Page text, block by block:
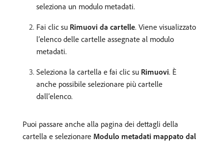
seleziona un modulo metadati.
Fai clic su Rimuovi da cartelle. Viene visualizzato
l’elenco delle cartelle assegnate al modulo
metadati.
Seleziona la cartella e fai clic su Rimuovi. È
anche possibile selezionare più cartelle
dall’elenco.
Puoi passare anche alla pagina dei dettagli della
cartella e selezionare Modulo metadati mappato dal